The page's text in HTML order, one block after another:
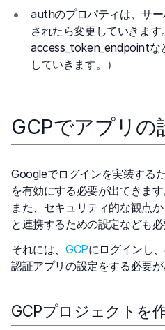
authのプロパティは、サ
されたら変更していきま
access_token_endpointな
していきます。）
GCPでアプリの
Googleでログインを実装する
を有効にする必要が出てきます
また、セキュリティ的な観点
と連携するための設定なども必
それには、 GCPにログインし
認証アプリの設定をする必要が
GCPプロジェクトを